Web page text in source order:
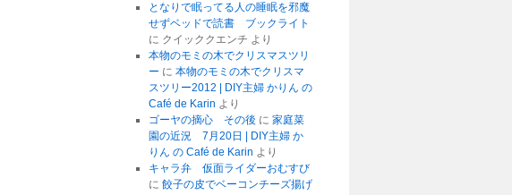
となりで眠ってる人の睡眠を邪魔
せずベッドで読書 ブックライト
に クイッククエンチ より
本物のモミの木でクリスマスツリ
ー に 本物のモミの木でクリスマ
スツリー2012 | DIY主婦 かりん の
Café de Karin より
ゴーヤの摘心 その後 に 家庭菜
園の近況 7月20日 | DIY主婦 か
りん の Café de Karin より
キャラ弁 仮面ライダーおむすび
に 餃子の皮でベーコンチーズ揚げ